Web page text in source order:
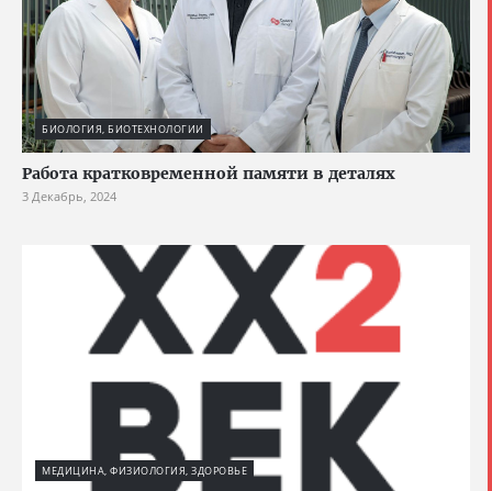
БИОЛОГИЯ, БИОТЕХНОЛОГИИ
Работа кратковременной памяти в деталях
3 Декабрь, 2024
МЕДИЦИНА, ФИЗИОЛОГИЯ, ЗДОРОВЬЕ